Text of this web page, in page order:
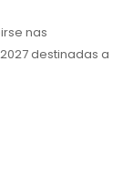
nas
destinadas a